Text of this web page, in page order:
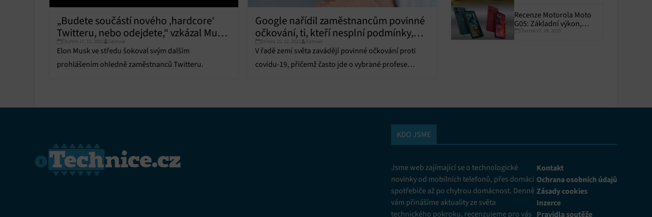
Funkce Vždy aktivní
Přiřazování a kombinování údajů z jiných zdrojů údajů, Propojení různých
zařízení, Identifikace zařízení na základě automaticky přenášených informací.
Zajištění bezpečnosti, předcházení a zjišťování podvodů a odstraňování chyb,
Poskytování a zobrazování reklamy a obsahu, Ukládání a sdělování voleb
„Budete součástí nového ‚hardcore‘
Twitteru, nebo odejdete,“ vzkázal Musk
zaměstnancům
Čtvrtek 17. 11. 2022 Samuel
Elon Musk ve středu šokoval svým dalším
prohlášením ohledně zaměstnanců Twitteru.
Google nařídil zaměstnancům povinné
očkování, ti, kteří nesplní podmínky,
budou propuštěni
Středa 15. 12. 2021 Samuel
V řadě zemí světa zavádějí povinné očkování proti
covidu-19, přičemž často jde o vybrané profese
Recenze Motorola Moto
G05: Základní výkon,
skvělá výdrž
Čtvrtek 07. 08. 2025
KDO JSME
Jsme web zajímající se o technologické
novinky od mobilních telefonů, přes domácí
spotřebiče až po chytrou domácnost. Denně
vám přinášíme aktuality ze světa
technického pokroku, recenzujeme pro vás
Kontakt
Ochrana osobních údajů
Zásady cookies
Inzerce
Pravidla soutěže